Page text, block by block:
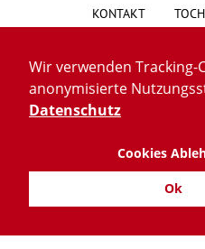
Wir verwenden Tracking-
anonymisierte
Datenschutz
Cookies
Ok
KONTAKT
HINWEISGEBERSYSTEM
LIEFERKETTENGESETZ
IMPRESSUM